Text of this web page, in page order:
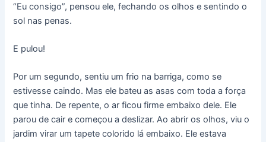
“Eu consigo”, pensou ele, fechando os olhos e sentindo o
sol nas penas.
E pulou!
Por um segundo, sentiu um frio na barriga, como se
estivesse caindo. Mas ele bateu as asas com toda a força
que tinha. De repente, o ar ficou firme embaixo dele. Ele
parou de cair e começou a deslizar. Ao abrir os olhos, viu o
jardim virar um tapete colorido lá embaixo. Ele estava